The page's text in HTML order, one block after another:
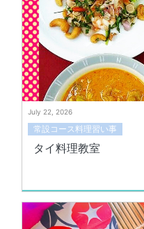
July 22, 2026
常設コース料理習い事
タイ料理教室